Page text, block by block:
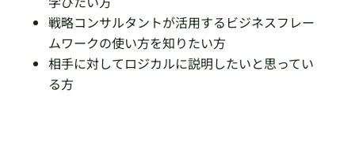
戦略コンサルタントが活用するビジネスフレー
ムワークの使い方を知りたい方
相手に対してロジカルに説明したいと思ってい
る方